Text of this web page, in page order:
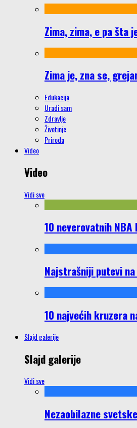
Zima, zima, e pa šta
Zima je, zna se,
Edukacija
Uradi sam
Zdravlje
Životinje
Priroda
Video
Video
Vidi sve
10 neverovatnih NBA
Najstrašniji putevi
10 najvećih kruzera
Slajd galerije
Slajd galerije
Vidi sve
Nezaobilazne